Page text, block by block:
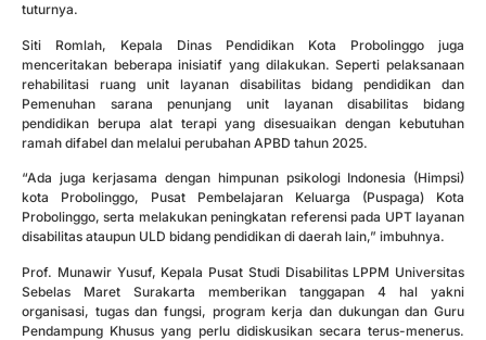
tuturnya.
Siti Romlah, Kepala Dinas Pendidikan Kota Probolinggo juga
menceritakan beberapa inisiatif yang dilakukan. Seperti pelaksanaan
rehabilitasi ruang unit layanan disabilitas bidang pendidikan dan
Pemenuhan sarana penunjang unit layanan disabilitas bidang
pendidikan berupa alat terapi yang disesuaikan dengan kebutuhan
ramah difabel dan melalui perubahan APBD tahun 2025.
“Ada juga kerjasama dengan himpunan psikologi Indonesia (Himpsi)
kota Probolinggo, Pusat Pembelajaran Keluarga (Puspaga) Kota
Probolinggo, serta melakukan peningkatan referensi pada UPT layanan
disabilitas ataupun ULD bidang pendidikan di daerah lain,” imbuhnya.
Prof. Munawir Yusuf, Kepala Pusat Studi Disabilitas LPPM Universitas
Sebelas Maret Surakarta memberikan tanggapan 4 hal yakni
organisasi, tugas dan fungsi, program kerja dan dukungan dan Guru
Pendampung Khusus yang perlu didiskusikan secara terus-menerus.